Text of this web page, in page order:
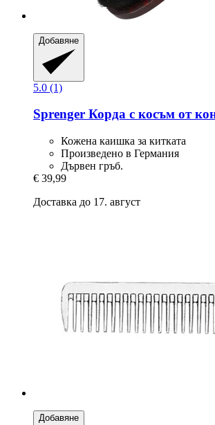
Добавяне
5.0 (1)
Sprenger Корда с косъм от
Кожена каишка за китката
Произведено в Германия
Дървен гръб.
€ 39,99
Доставка до 17. август
Добавяне